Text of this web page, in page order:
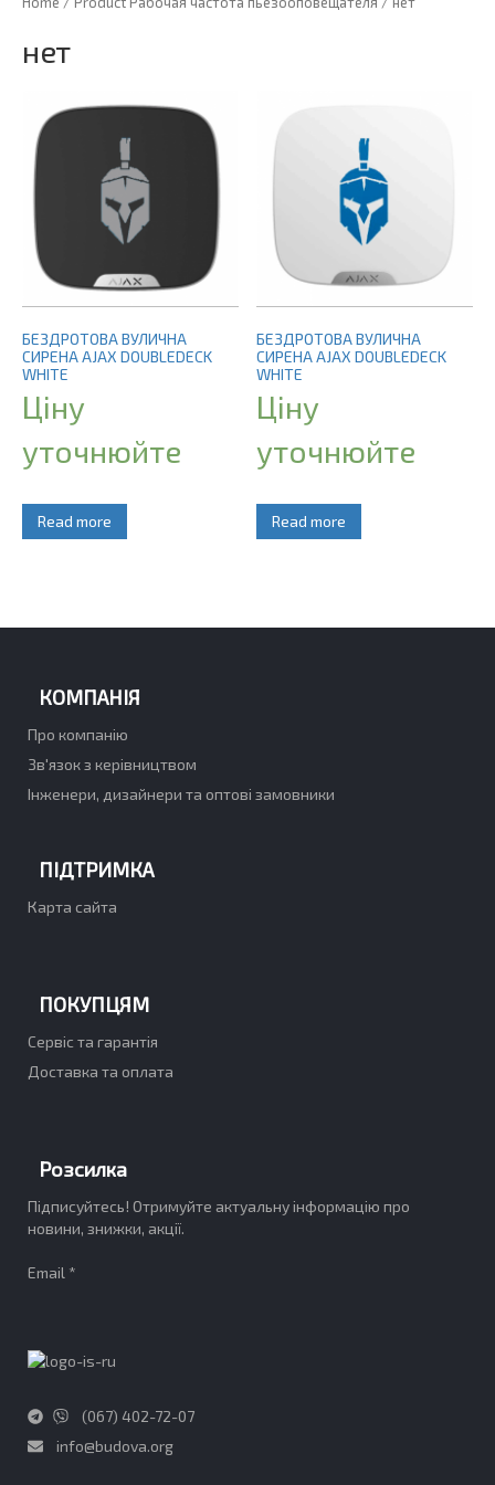
нет
БЕЗДРОТОВА ВУЛИЧНА
СИРЕНА AJAX DOUBLEDECK
WHITE
Ціну
уточнюйте
Read more
БЕЗДРОТОВА ВУЛИЧНА
СИРЕНА AJAX DOUBLEDECK
WHITE
Ціну
уточнюйте
Read more
КОМПАНІЯ
Про компанію
Зв'язок з керівництвом
Інженери, дизайнери та оптові замовники
ПІДТРИМКА
Карта сайта
ПОКУПЦЯМ
Сервіс та гарантія
Доставка та оплата
Розсилка
Підписуйтесь! Отримуйте актуальну інформацію про
новини, знижки, акції.
Email *
(067) 402-72-07
info@budova.org